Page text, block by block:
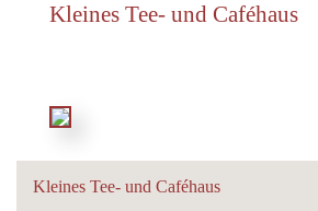
Kleines Tee- und Caféhaus
Kleines Tee- und Caféhaus